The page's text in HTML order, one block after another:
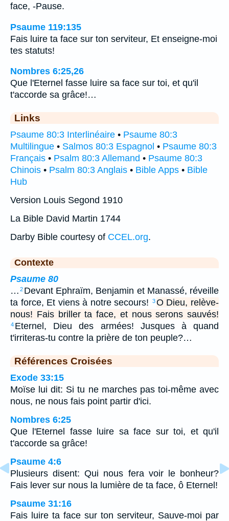
face, -Pause.
Psaume 119:135
Fais luire ta face sur ton serviteur, Et enseigne-moi
tes statuts!
Nombres 6:25,26
Que l'Eternel fasse luire sa face sur toi, et qu'il
t'accorde sa grâce!…
Links
Psaume 80:3 Interlinéaire • Psaume 80:3
Multilingue • Salmos 80:3 Espagnol • Psaume 80:3
Français • Psalm 80:3 Allemand • Psaume 80:3
Chinois • Psalm 80:3 Anglais • Bible Apps • Bible
Hub
Version Louis Segond 1910
La Bible David Martin 1744
Darby Bible courtesy of CCEL.org.
Contexte
Psaume 80
… 2 Devant Ephraïm, Benjamin et Manassé, réveille
ta force, Et viens à notre secours!
3O Dieu, relève-
nous! Fais briller ta face, et nous serons sauvés!
4 Eternel, Dieu des armées! Jusques à quand
t'irriteras-tu contre la prière de ton peuple?…
Références Croisées
Exode 33:15
Moïse lui dit: Si tu ne marches pas toi-même avec
nous, ne nous fais point partir d'ici.
Nombres 6:25
Que l'Eternel fasse luire sa face sur toi, et qu'il
t'accorde sa grâce!
Psaume 4:6
Plusieurs disent: Qui nous fera voir le bonheur?
Fais lever sur nous la lumière de ta face, ô Eternel!
Psaume 31:16
Fais luire ta face sur ton serviteur, Sauve-moi par